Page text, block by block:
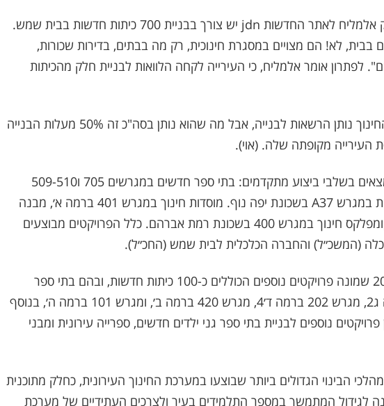
לפני כן, לפי ריאיון שנתן איציק אלמליח לאתר החדשות jdn יש צורך בבניית 700 כיתות חדשות בבית שמש.
בבית, לא! הם מצויים במסגרת חינוכית, רק מה בבתים, בדירות שכורות,
לפתרון אומר אלמליח, כי העירייה לקחה הלוואות לבניית חלק מהכיתות
אלמליח גם מגלה כי משרד החינוך נותן הרשאות לבנייה, אבל מה שהוא נותן בסה"כ זה 50% מעלות הבנייה
העירייה מקופתה שלה. (אוי).
בין הפרויקטים המרכזיים הנמצאים בשלבי ביצוע מתקדמים: בתי ספר חדשים במגרשים 705 ו509-510
ברמה ד׳. קומפלס חינוך לבנות במגרש A37 בשכונת יפה נוף. מוסדות חינוך במגרש 401 ברמה א׳, מבנה
חינוך במגרש 712 רמה ד׳, קומפלקס חינוך במגרש 400 בשכונת רמת אברהם. כלל הפרויקטים מבוצעים
(המשכ״ל) והחברה הכלכלית לבית שמש (החכ״ל).
במקביל, מקודמים לשנת 2027 שמונה פרויקטים נוספים הכוללים כ-100 כיתות חדשות, ובהם בתי ספר
חדשים במגרשים 508 ברמה ג2, מגרש 202 ברמה ד׳4, מגרש 420 ברמה ב׳, ומגרש 101 ברמה ה׳, בנוסף
נוספים לבניית בתי ספר גני ילדים חדשים, ספרייה עירונית ומבני
הבינוי הגדולים ביותר שבוצעו במערכת החינוך העירונית, כחלק מתוכנית
לגידול המתמשך במספר התלמידים בעיר ולצרכים העתידיים של מערכת